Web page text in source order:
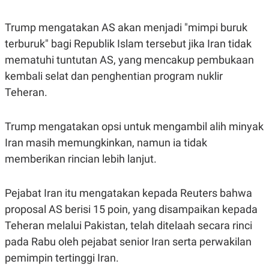
I
D
TERM
PEMBERITAAN
PRIVACY
POLICY
Trump mengatakan AS akan menjadi "mimpi buruk
terburuk" bagi Republik Islam tersebut jika Iran tidak
mematuhi tuntutan AS, yang mencakup pembukaan
kembali selat dan penghentian program nuklir
Teheran.
Trump mengatakan opsi untuk mengambil alih minyak
Iran masih memungkinkan, namun ia tidak
memberikan rincian lebih lanjut.
Pejabat Iran itu mengatakan kepada Reuters bahwa
proposal AS berisi 15 poin, yang disampaikan kepada
Teheran melalui Pakistan, telah ditelaah secara rinci
pada Rabu oleh pejabat senior Iran serta perwakilan
pemimpin tertinggi Iran.